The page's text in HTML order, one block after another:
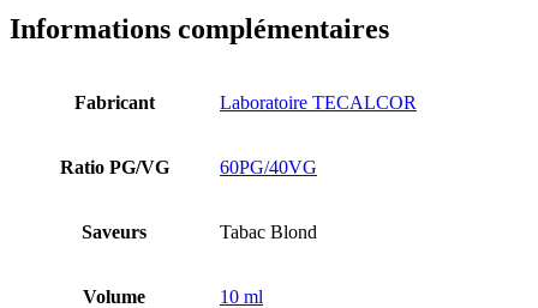
Informations complémentaires
Fabricant Laboratoire TECALCOR
Ratio PG/VG 60PG/40VG
Saveurs Tabac Blond
Volume 10 ml